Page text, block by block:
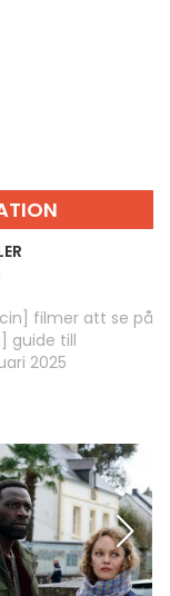
[cin] filmer att se på
guide till
2025